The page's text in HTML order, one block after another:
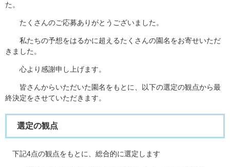
た。
たくさんのご応募ありがとうございました。
私たちの予想をはるかに超えるたくさんの園名をお寄せいただ
きました。
心より感謝申し上げます。
皆さんからいただいた園名をもとに、以下の選定の観点から最
終決定をさせていただきます。
選定の観点
下記4点の観点をもとに、総合的に選定します